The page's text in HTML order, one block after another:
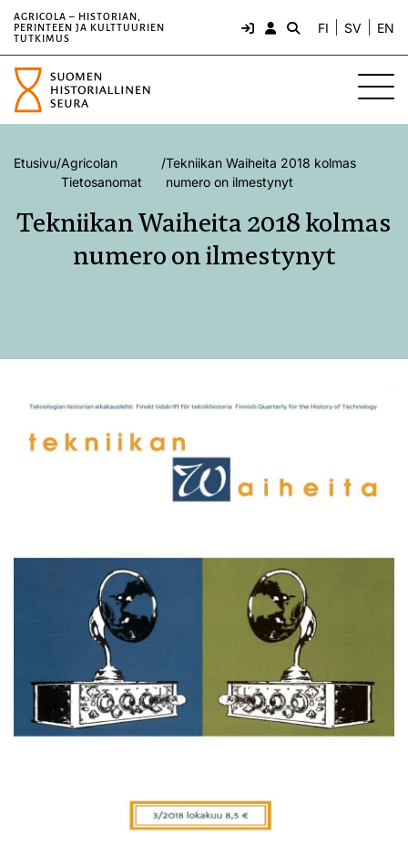
AGRICOLA – HISTORIAN,
PERINTEEN JA KULTTUURIEN
TUTKIMUS
FI SV EN
Etusivu/Agricolan
Tietosanomat
/Tekniikan Waiheita 2018 kolmas
numero on ilmestynyt
Tekniikan Waiheita 2018 kolmas
numero on ilmestynyt